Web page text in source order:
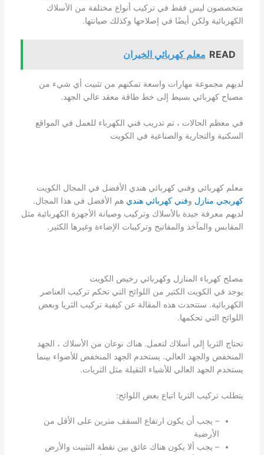
متخصصون ليس فقط في تركيب أنواع مختلفة من الأسلاك
الكهربائية ولكن أيضًا في إصلاحها وكذلك صيانتها.
READ معلم كهربائي الخيران
لديهم مجموعة مهارات واسعة تمكنهم من تثبيت أي شيء من
مصباح كهربائي بسيط إلى خط طاقة معقد عالي الجهد.
في معظم الحالات ، تم تدريب فني الكهرباء للعمل في المواقع
السكنية والتجارية والصناعية في الكويت
معلم كهربائي وفني كهربائي هندي الأفضل في المجال الكويت
كهربجي منازل وفني كهربائي هندي هم الأفضل في هذا المجال.
لديهم معرفة جيدة بالأسلاك وتركيب وصيانة الأجهزة الكهربائية مثل
المقابس والمآخذ والمفاتيح وتركيبات الإضاءة وغيرها الكثير.
مصلح كهرباء المنازل وكهربائي رخيص الكويت
يوجد في الكويت الكثير من اللوائح التي تحكم تركيب العناصر
الكهربائية. ستتحدث هذه المقالة عن كيفية تركيب الثريا وبعض
اللوائح التي تحكمها.
تحتاج الثريا إلى أسلاك لتعمل. هناك نوعان من الأسلاك ، الجهد
المنخفض والجهد العالي. يستخدم الجهد المنخفض للأضواء بينما
يستخدم الجهد العالي للأشياء الثقيلة مثل الثريات.
يتطلب تركيب الثريا اتباع بعض اللوائح:
– يجب أن يكون ارتفاع السقف مترين على الأقل من
الأرضية
– يجب ألا يكون هناك عائق بين نقطة التثبيت والأرض